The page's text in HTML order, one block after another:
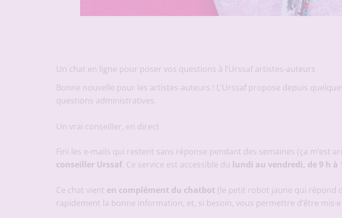
Un chat en ligne pour poser vos questions à l’Urssaf artistes-auteurs
Bonne nouvelle pour les artistes-auteurs ! L’Urssaf propose depuis
questions administratives.
Un vrai conseiller, en direct
Fini les e-mails qui restent sans réponse pendant des semaines (ça m’est
conseiller Urssaf. Ce service est accessible du lundi au vendredi, de 9 h à
Ce chat vient en complément du chatbot (le petit robot jaune qui répond
rapidement la bonne information, et, si besoin, vous permettre d’être